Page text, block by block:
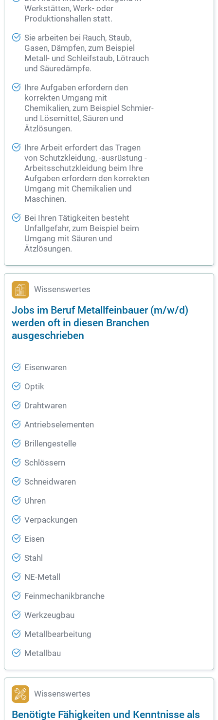
Werkstätten, Werk- oder
Produktionshallen statt.
Sie arbeiten bei Rauch, Staub,
Gasen, Dämpfen, zum Beispiel
Metall- und Schleifstaub, Lötrauch
und Säuredämpfe.
Ihre Aufgaben erfordern den
korrekten Umgang mit
Chemikalien, zum Beispiel Schmier-
und Lösemittel, Säuren und
Ätzlösungen.
Ihre Arbeit erfordert das Tragen
von Schutzkleidung, -ausrüstung -
Arbeitsschutzkleidung beim Ihre
Aufgaben erfordern den korrekten
Umgang mit Chemikalien und
Maschinen.
Bei Ihren Tätigkeiten besteht
Unfallgefahr, zum Beispiel beim
Umgang mit Säuren und
Ätzlösungen.
Wissenswertes
Jobs im Beruf Metallfeinbauer (m/w/d)
werden oft in diesen Branchen
ausgeschrieben
Eisenwaren
Optik
Drahtwaren
Antriebselementen
Brillengestelle
Schlössern
Schneidwaren
Uhren
Verpackungen
Eisen
Stahl
NE-Metall
Feinmechanikbranche
Werkzeugbau
Metallbearbeitung
Metallbau
Wissenswertes
Benötigte Fähigkeiten und Kenntnisse als